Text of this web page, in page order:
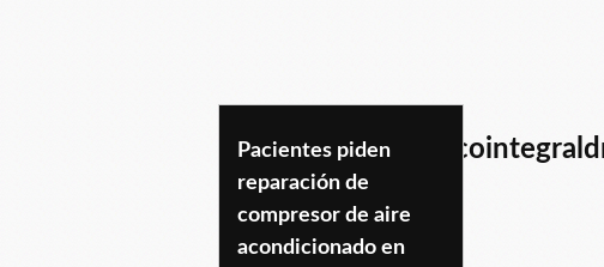
Pacientes piden
reparación de
compresor de aire
acondicionado en